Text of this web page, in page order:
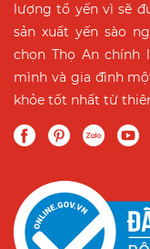
lượng tổ yến vì sẽ
sản xuất yến sào
chọn Thọ An chính
mình và gia đình
khỏe tốt nhất từ